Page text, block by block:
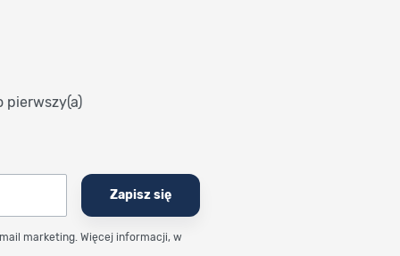
pierwszy(a)
marketing. Więcej informacji, w
Zapisz się